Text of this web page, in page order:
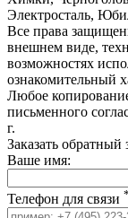
Электросталь,
Все права
внешнем виде,
возможностях
ознакомительный
Любое
письменного
г.
Заказать обратный
Ваше имя:
Телефон для связи *